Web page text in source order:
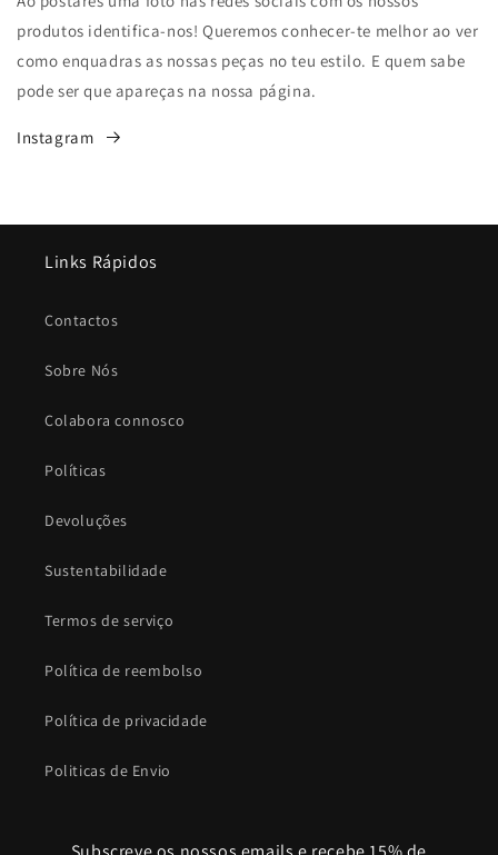
produtos identifica-nos! Queremos conhecer-te melhor ao ver
como enquadras as nossas peças no teu estilo. E quem sabe
pode ser que apareças na nossa página.
Instagram
Links Rápidos
Contactos
Sobre Nós
Colabora connosco
Políticas
Devoluções
Sustentabilidade
Termos de serviço
Política de reembolso
Política de privacidade
Politicas de Envio